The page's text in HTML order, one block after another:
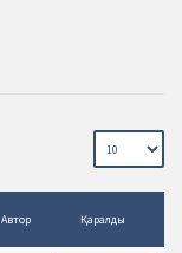
Автор Қаралды